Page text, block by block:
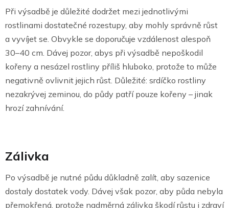
Při výsadbě je důležité dodržet mezi jednotlivými
rostlinami dostatečné rozestupy, aby mohly správně růst
a vyvíjet se. Obvykle se doporučuje vzdálenost alespoň
30–40 cm. Dávej pozor, abys při výsadbě nepoškodil
kořeny a nesázel rostliny příliš hluboko, protože to může
negativně ovlivnit jejich růst. Důležité: srdíčko rostliny
nezakrývej zeminou, do půdy patří pouze kořeny – jinak
hrozí zahnívání.
Zálivka
Po výsadbě je nutné půdu důkladně zalít, aby sazenice
dostaly dostatek vody. Dávej však pozor, aby půda nebyla
přemokřená, protože nadměrná zálivka škodí růstu i zdraví